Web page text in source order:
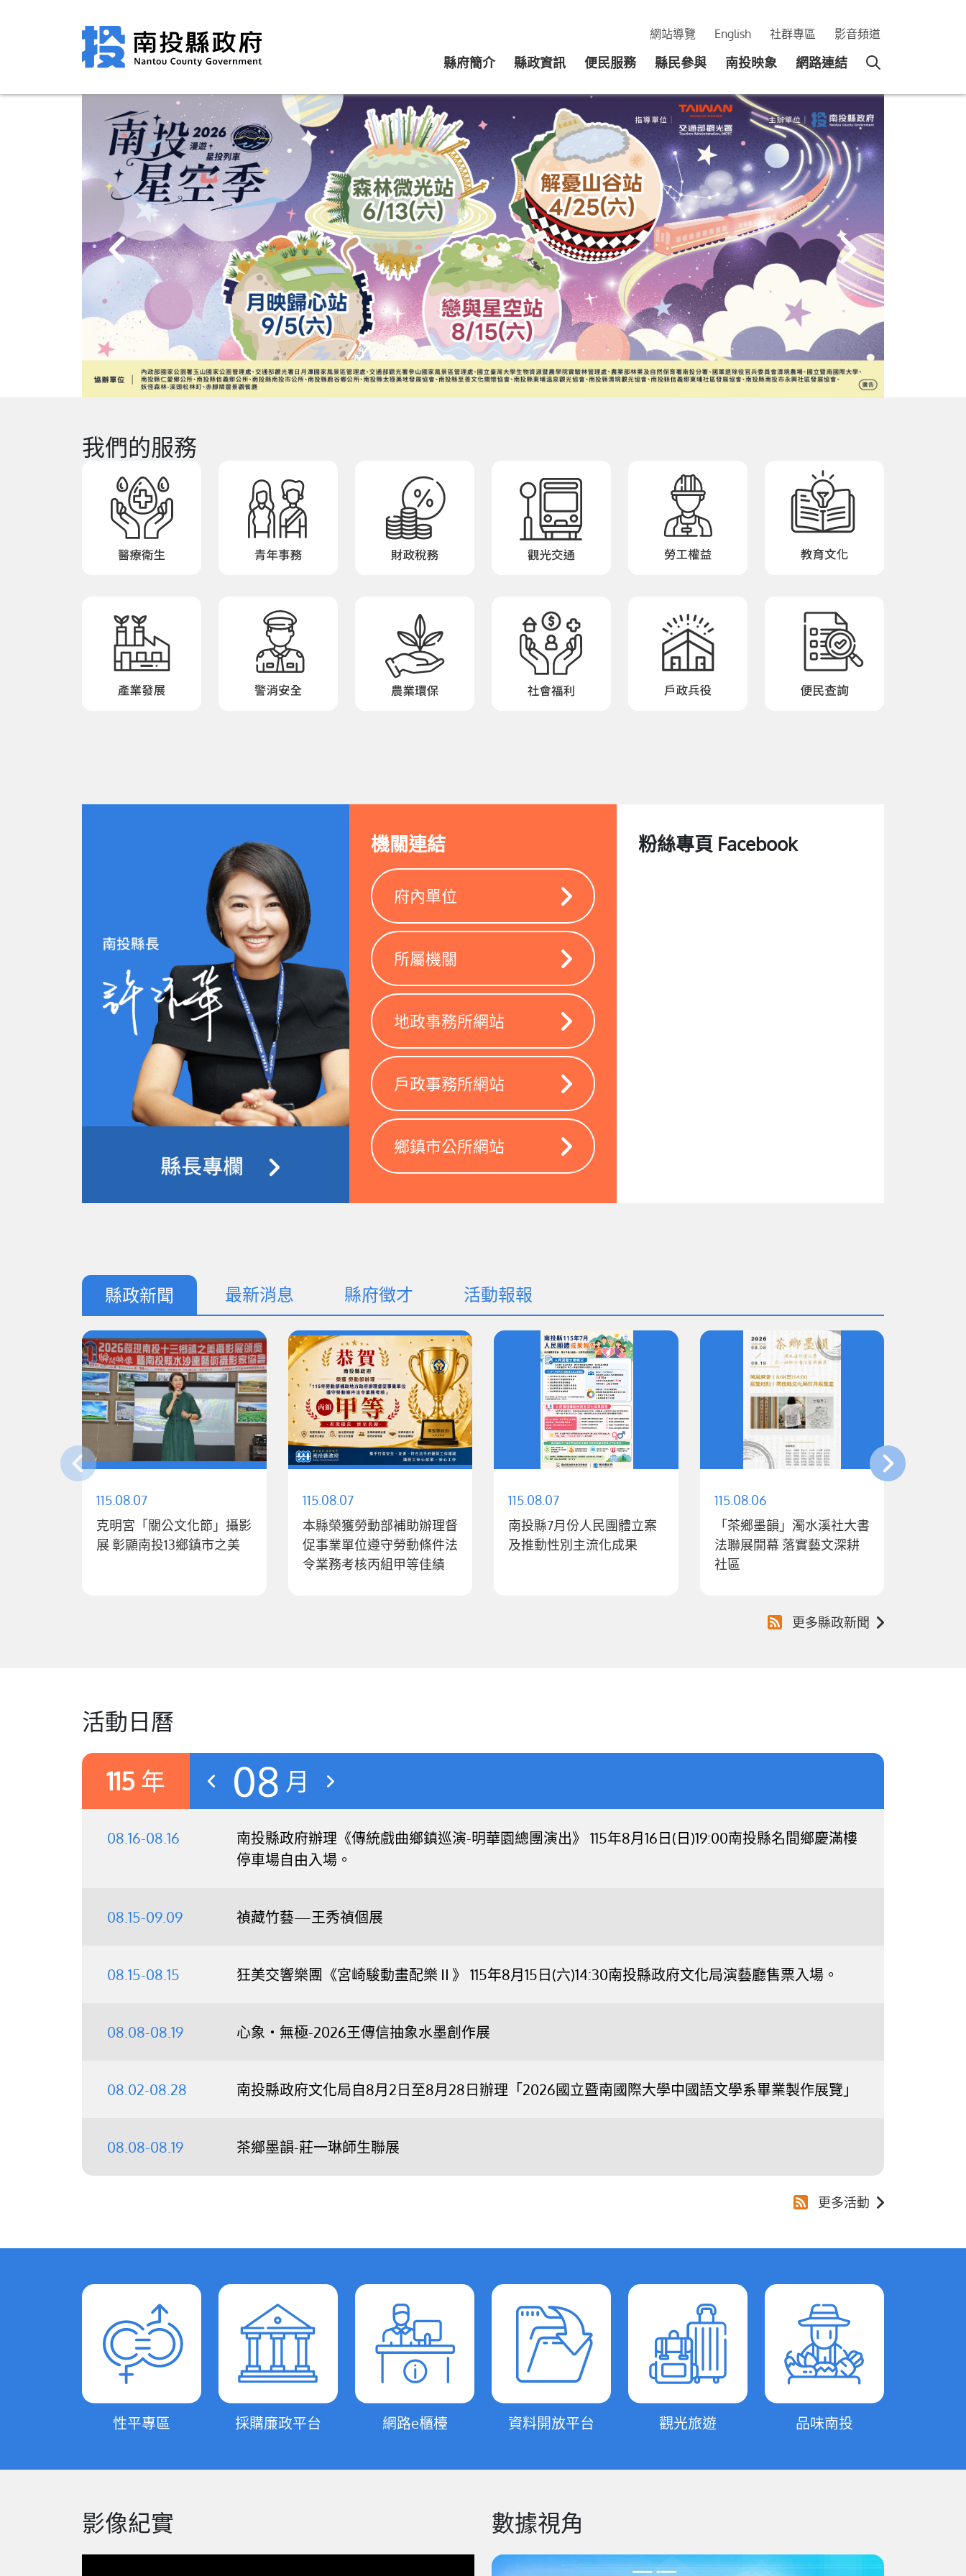
網站導覽 English 社群專區 影音頻道
縣府簡介 縣政資訊 便民服務 縣民參與 南投映象 網路連結
我們的服務
機關連結
府內單位
所屬機關
地政事務所網站
戶政事務所網站
鄉鎮市公所網站
粉絲專頁 Facebook
縣政新聞 最新消息 縣府徵才 活動報報
115.08.07
克明宮「關公文化節」攝影
展 彰顯南投13鄉鎮市之美
115.08.07
本縣榮獲勞動部補助辦理督
促事業單位遵守勞動條件法
令業務考核丙組甲等佳績
115.08.07
南投縣7月份人民團體立案
及推動性別主流化成果
115.08.06
「茶鄉墨韻」濁水溪社大書
法聯展開幕 落實藝文深耕
社區
更多縣政新聞
活動日曆
115 年 08 月
08.16-08.16
南投縣政府辦理《傳統戲曲鄉鎮巡演-明華園總團演出》 115年8月16日(日)19:00南投縣名間鄉慶滿樓
停車場自由入場。
08.15-09.09 禎藏竹藝—王秀禎個展
08.15-08.15 狂美交響樂團《宮崎駿動畫配樂Ⅱ》 115年8月15日(六)14:30南投縣政府文化局演藝廳售票入場。
08.08-08.19 心象‧無極-2026王傳信抽象水墨創作展
08.02-08.28 南投縣政府文化局自8月2日至8月28日辦理「2026國立暨南國際大學中國語文學系畢業製作展覽」
08.08-08.19 茶鄉墨韻-莊一琳師生聯展
更多活動
性平專區 採購廉政平台 網路e櫃檯 資料開放平台 觀光旅遊 品味南投
影像紀實 數據視角